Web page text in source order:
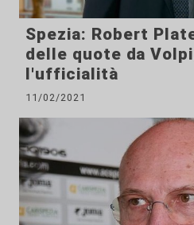
Spezia: Robert
delle quote da
l'ufficialità
11/02/2021